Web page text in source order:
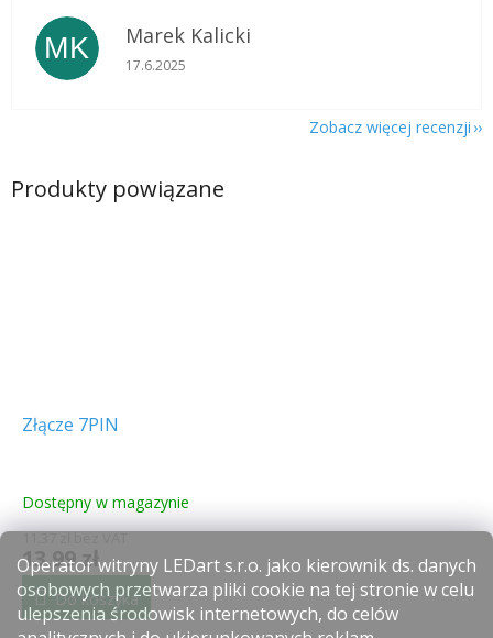
Operator witryny LEDart s.r.o. jako kierownik ds. danych
osobowych przetwarza pliki cookie na tej stronie w celu
ulepszenia środowisk internetowych, do celów
Produkty powiązane
Złącze 7PIN
Dostępny w magazynie
11.37 zł bez VAT
13.99 zł
Do koszyka
MK Marek Kalicki
Ocena sklepu to 5 na 5 gwiazdek.
17.6.2025
Zobacz więcej recenzji